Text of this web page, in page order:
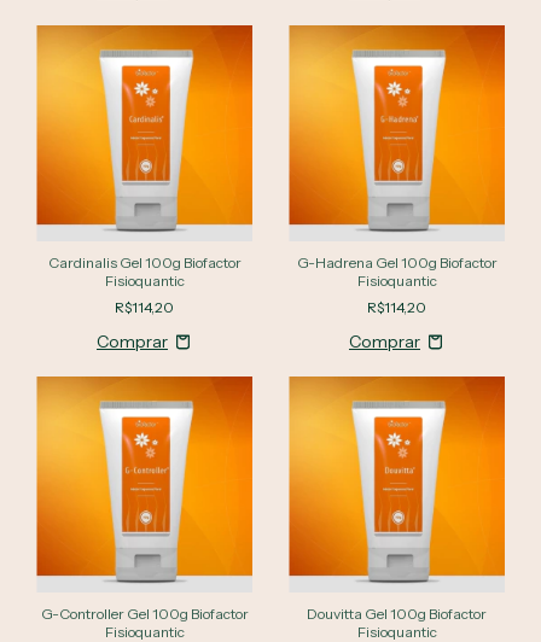
Cardinalis Gel 100g Biofactor
Fisioquantic
R$114,20
G-Hadrena Gel 100g Biofactor
Fisioquantic
R$114,20
G-Controller Gel 100g Biofactor
Fisioquantic
Douvitta Gel 100g Biofactor
Fisioquantic